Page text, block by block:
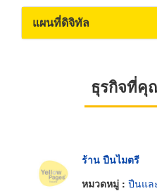
แผนที่ดิจิทัล
ธุรกิจที่คุ
ร้าน ปืนไมตรี
หมวดหมู่ : ปืนแล